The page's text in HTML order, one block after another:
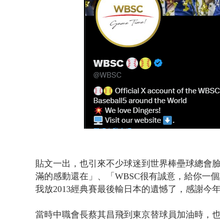
貼文一出，也引來不少球迷到世界棒壘球總會
滿的感動還在」、「WBSC很有誠意，給你一
我放2013經典賽最後輸日本的遺憾了，感謝今
當時中職會長蔡其昌飛到東京替球員加油時，